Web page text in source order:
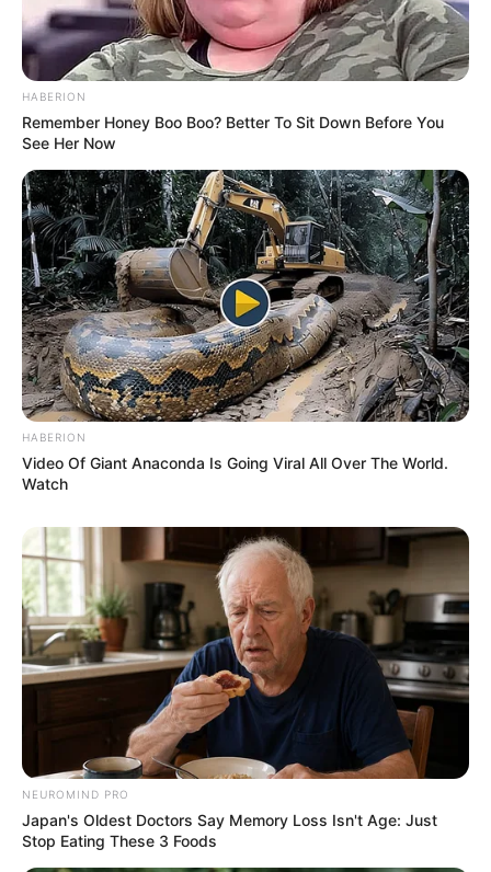
HABERION
Remember Honey Boo Boo? Better To Sit Down Before You
See Her Now
HABERION
Video Of Giant Anaconda Is Going Viral All Over The World.
Watch
NEUROMIND PRO
Japan's Oldest Doctors Say Memory Loss Isn't Age: Just
Stop Eating These 3 Foods